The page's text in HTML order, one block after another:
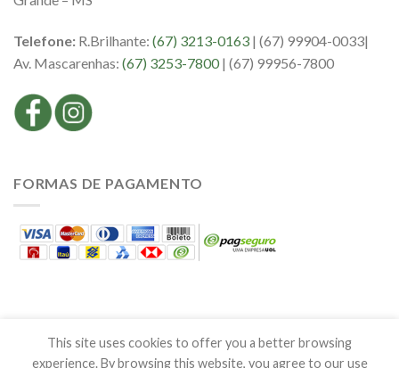
Telefone: R.Brilhante: (67) 3213-0163 | (67) 99904-0033|
Av. Mascarenhas: (67) 3253-7800 | (67) 99956-7800
FORMAS DE PAGAMENTO
This site uses cookies to offer you a better browsing
experience. By browsing this website, you agree to our use